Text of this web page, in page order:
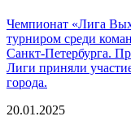
Чемпионат «Лига
турниром среди
Санкт-Петербурга.
Лиги приняли
города.
20.01.2025